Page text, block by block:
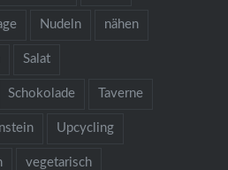
Nudeln nähen
Salat
Schokolade Taverne
Upcycling
vegetarisch